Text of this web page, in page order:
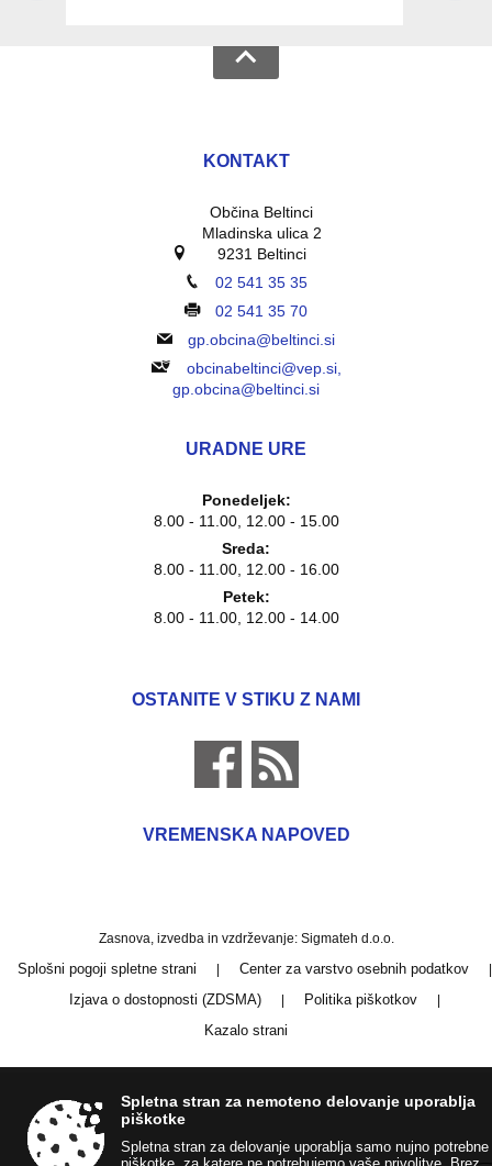
KONTAKT
Občina Beltinci
Mladinska ulica 2
9231 Beltinci
02 541 35 35
02 541 35 70
gp.obcina@beltinci.si
obcinabeltinci@vep.si,
gp.obcina@beltinci.si
URADNE URE
Ponedeljek:
8.00 - 11.00, 12.00 - 15.00
Sreda:
8.00 - 11.00, 12.00 - 16.00
Petek:
8.00 - 11.00, 12.00 - 14.00
OSTANITE V STIKU Z NAMI
VREMENSKA NAPOVED
Zasnova, izvedba in vzdrževanje: Sigmateh d.o.o.
Splošni pogoji spletne strani Center za varstvo osebnih podatkov
Izjava o dostopnosti (ZDSMA) Politika piškotkov
Kazalo strani
Spletna stran za nemoteno delovanje uporablja
piškotke
Spletna stran za delovanje uporablja samo nujno potrebne